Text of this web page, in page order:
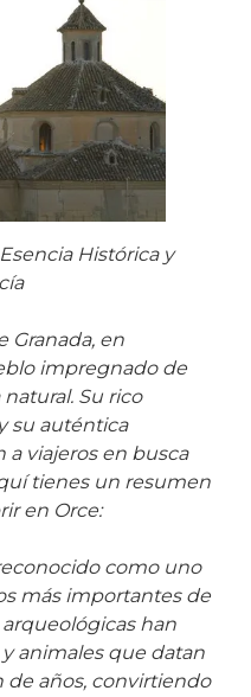
Histórica y
Granada, en
impregnado de
Su rico
su auténtica
a viajeros en busca
tienes un resumen
en Orce:
como uno
más importantes de
arqueológicas han
animales que datan
años, convirtiendo